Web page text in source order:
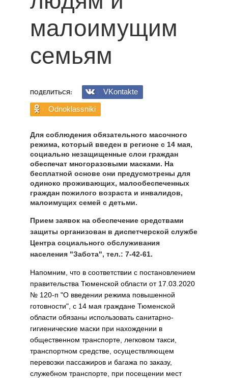
малоимущим
семьям
ПОДЕЛИТЬСЯ:
VKontakte
Odnoklassniki
Для соблюдения обязательного масочного
режима, который введен в регионе с 14 мая,
социально незащищенные слои граждан
обеспечат многоразовыми масками. На
бесплатной основе они предусмотрены для
одиноко проживающих, малообеспеченных
граждан пожилого возраста и инвалидов,
малоимущих семей с детьми.
Прием заявок на обеспечение средствами
защиты организован в диспетчерской службе
Центра социального обслуживания
населения "Забота", тел.: 7-42-61.
Напомним, что в соответствии с постановлением
правительства Тюменской области от 17.03.2020
№ 120-п "О введении режима повышенной
готовности", с 14 мая граждане Тюменской
области обязаны использовать санитарно-
гигиенические маски при нахождении в
общественном транспорте, легковом такси,
транспортном средстве, осуществляющем
перевозки пассажиров и багажа по заказу,
служебном транспорте, при посещении мест